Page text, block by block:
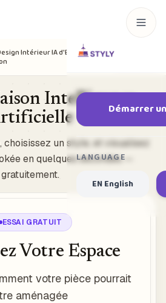
Démarrer
LANGUAGE
EN English
Intérieur IA d'Europe
Intelligence
un style, et visualisez
en quelques secondes —
gratuitement.
ESSAI GRATUIT
Votre Espace
votre pièce pourrait
aménagée